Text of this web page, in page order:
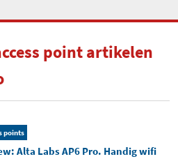
point artikelen
points
Alta Labs AP6 Pro. Handig wifi